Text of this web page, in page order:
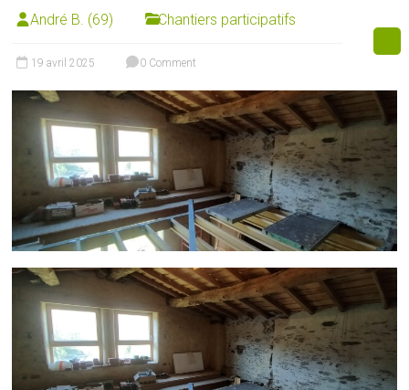
André B. (69) Chantiers participatifs
19 avril 2025 0 Comment